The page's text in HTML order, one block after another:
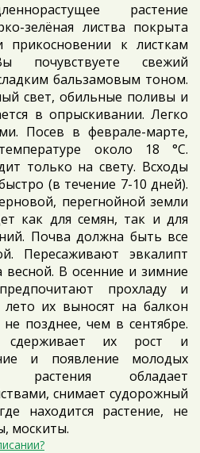
растение
зелёная листва покрыта
к листкам
почувствуете свежий
бальзамовым тоном.
свет, обильные поливы и
в опрыскивании. Легко
Посев в феврале-марте,
около 18 °C.
только на свету. Всходы
(в течение 7-10 дней).
перегнойной земли
как для семян, так и для
Почва должна быть все
Пересаживают эвкалипт
весной. В осенние и зимние
прохладу и
их выносят на балкон
позднее, чем в сентябре.
сдерживает их рост и
и появление молодых
растения обладает
снимает судорожный
находится растение, не
москиты.